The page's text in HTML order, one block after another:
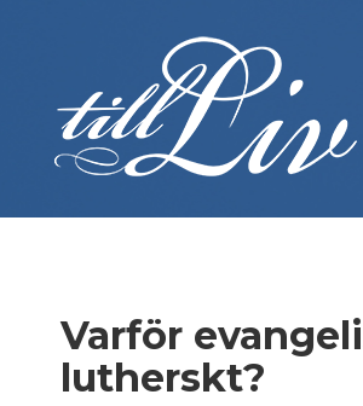
Varför
lutherskt?